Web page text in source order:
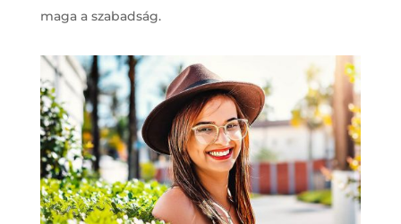
maga a szabadság.